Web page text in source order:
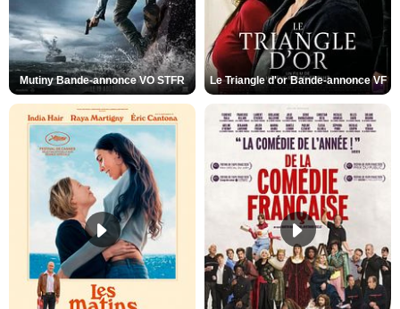
Mutiny Bande-annonce VO STFR Le Triangle d'or Bande-annonce VF